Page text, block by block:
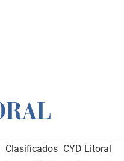
Clasificados CYD Litoral